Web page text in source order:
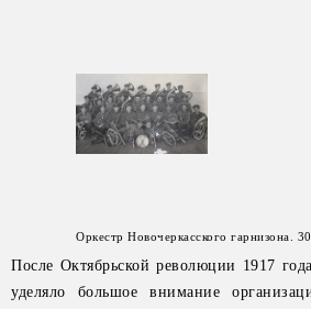
Оркестр Новочеркасского гарнизона.
После Октябрьской революции 1917
уделяло большое внимание